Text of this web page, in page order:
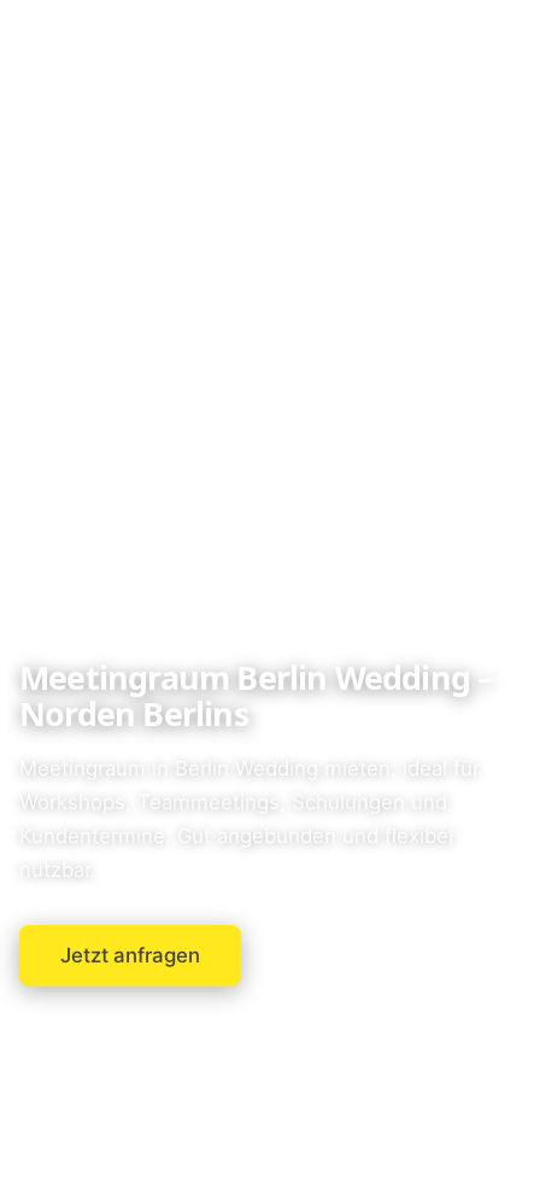
Meetingraum Berlin Wedding –
Norden Berlins
Meetingraum in Berlin Wedding mieten: ideal für
Workshops, Teammeetings, Schulungen und
Kundentermine. Gut angebunden und flexibel
nutzbar.
Jetzt anfragen